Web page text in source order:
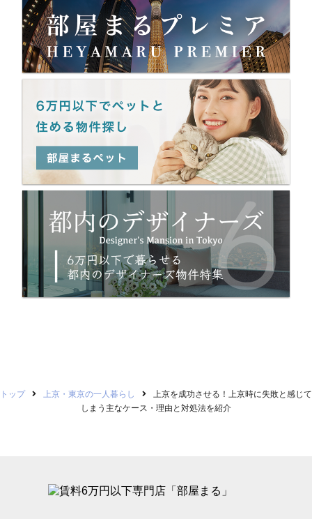
トップ 上京・東京の一人暮らし
上京を成功させる！上京時に失敗と感じて
しまう主なケース・理由と対処法を紹介